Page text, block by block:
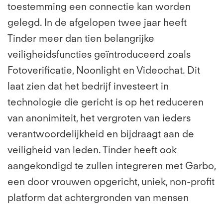
toestemming een connectie kan worden
gelegd. In de afgelopen twee jaar heeft
Tinder meer dan tien belangrijke
veiligheidsfuncties geïntroduceerd zoals
Fotoverificatie, Noonlight en Videochat. Dit
laat zien dat het bedrijf investeert in
technologie die gericht is op het reduceren
van anonimiteit, het vergroten van ieders
verantwoordelijkheid en bijdraagt aan de
veiligheid van leden. Tinder heeft ook
aangekondigd te zullen integreren met Garbo,
een door vrouwen opgericht, uniek, non-profit
platform dat achtergronden van mensen